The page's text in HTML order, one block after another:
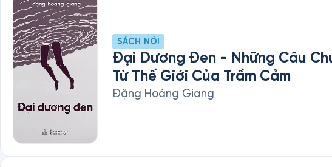
SÁCH NÓI
Đại Dương Đen - Những Câu
Từ Thế Giới Của Trầm Cảm
Đặng Hoàng Giang